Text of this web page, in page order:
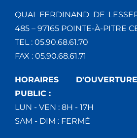
QUAI FERDINAND DE
485 – 97165 POINTE-À-PITRE
TEL : 05.90.68.61.70
FAX : 05.90.68.61.71
HORAIRES
PUBLIC :
LUN - VEN : 8H - 17H
SAM - DIM : FERMÉ